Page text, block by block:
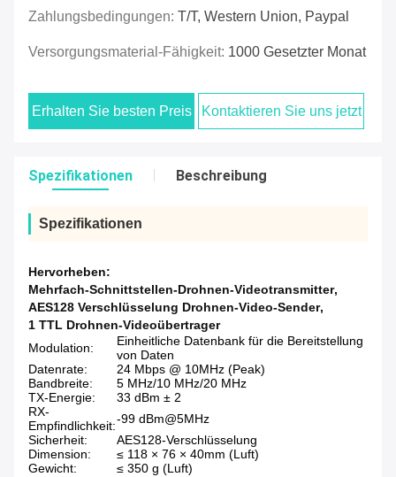
Zahlungsbedingungen: T/T, Western Union, Paypal
Versorgungsmaterial-Fähigkeit: 1000 Gesetzter Monat
Erhalten Sie besten Preis Kontaktieren Sie uns jetzt
Spezifikationen Beschreibung
Spezifikationen
Hervorheben:
Mehrfach-Schnittstellen-Drohnen-Videotransmitter,
AES128 Verschlüsselung Drohnen-Video-Sender,
1 TTL Drohnen-Videoübertrager
Modulation:
Einheitliche Datenbank für die Bereitstellung
von Daten
Datenrate:
24 Mbps @ 10MHz (Peak)
Bandbreite:
5 MHz/10 MHz/20 MHz
TX-Energie:
33 dBm ± 2
RX-
Empfindlichkeit:-99 dBm@5MHz
Sicherheit:
AES128-Verschlüsselung
Dimension:
≤ 118 × 76 × 40mm (Luft)
Gewicht:
≤ 350 g (Luft)